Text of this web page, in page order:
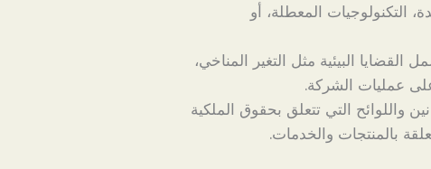
التكنولوجيات المعطلة، أو
القضايا البيئية مثل التغير المناخي،
على عمليات الشركة.
واللوائح التي تتعلق بحقوق الملكية
بالمنتجات والخدمات.